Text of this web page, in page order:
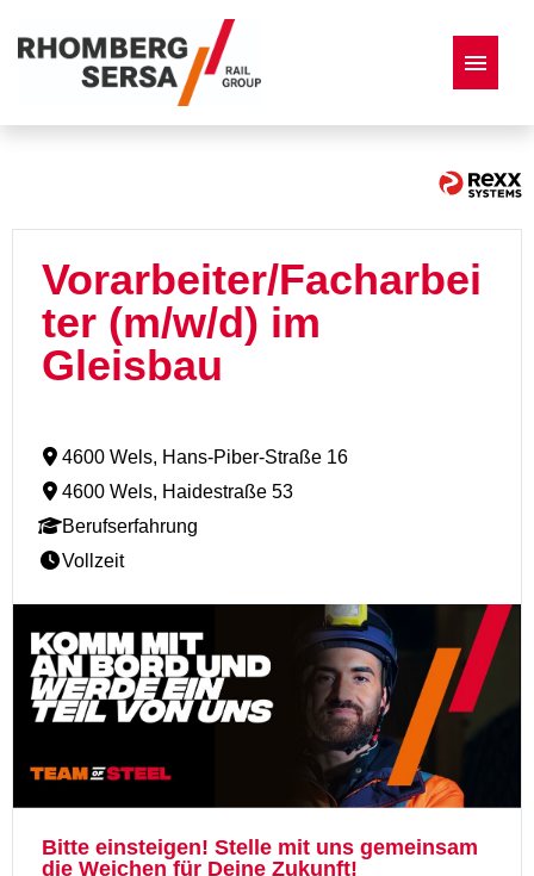
Vorarbeiter/Facharbei
ter (m/w/d) im
Gleisbau
4600 Wels, Hans-Piber-Straße 16
4600 Wels, Haidestraße 53
Berufserfahrung
Vollzeit
Bitte einsteigen! Stelle mit uns gemeinsam
die Weichen für Deine Zukunft!